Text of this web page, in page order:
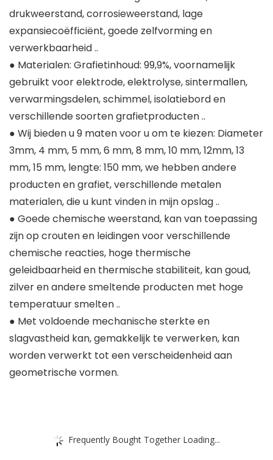
drukweerstand, corrosieweerstand, lage
expansiecoëfficiënt, goede zelfvorming en
verwerkbaarheid ..
● Materialen: Grafietinhoud: 99,9%, voornamelijk
gebruikt voor elektrode, elektrolyse, sintermallen,
verwarmingsdelen, schimmel, isolatiebord en
verschillende soorten grafietproducten ..
● Wij bieden u 9 maten voor u om te kiezen: Diameter
3mm, 4 mm, 5 mm, 6 mm, 8 mm, 10 mm, 12mm, 13
mm, 15 mm, lengte: 150 mm, we hebben andere
producten en grafiet, verschillende metalen
materialen, die u kunt vinden in mijn opslag ..
● Goede chemische weerstand, kan van toepassing
zijn op crouten en leidingen voor verschillende
chemische reacties, hoge thermische
geleidbaarheid en thermische stabiliteit, kan goud,
zilver en andere smeltende producten met hoge
temperatuur smelten ..
● Met voldoende mechanische sterkte en
slagvastheid kan, gemakkelijk te verwerken, kan
worden verwerkt tot een verscheidenheid aan
geometrische vormen.
Frequently Bought Together Loading...